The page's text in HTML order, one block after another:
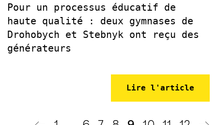
Pour un processus éducatif de
haute qualité : deux gymnases de
Drohobych et Stebnyk ont ​​reçu des
générateurs
Lire l'article